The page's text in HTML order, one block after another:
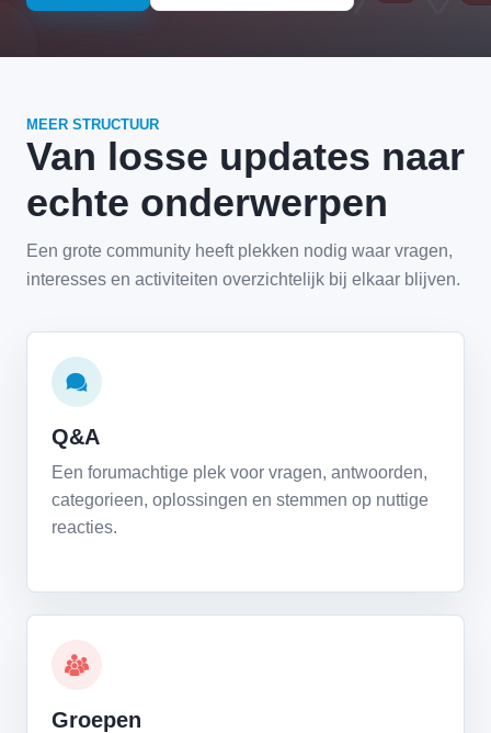
MEER STRUCTUUR
Van losse updates naar
echte onderwerpen
Een grote community heeft plekken nodig waar vragen,
interesses en activiteiten overzichtelijk bij elkaar blijven.
Q&A
Een forumachtige plek voor vragen, antwoorden,
categorieen, oplossingen en stemmen op nuttige
reacties.
Groepen